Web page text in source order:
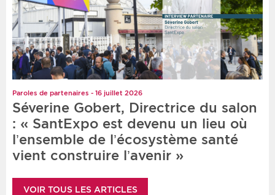
Paroles de partenaires - 16 juillet 2026
Séverine Gobert, Directrice du salon
: « SantExpo est devenu un lieu où
l’ensemble de l’écosystème santé
vient construire l’avenir »
VOIR TOUS LES ARTICLES